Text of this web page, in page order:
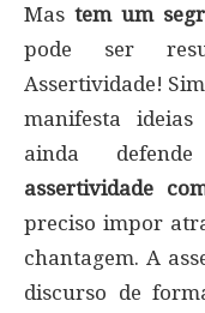
Mas tem um
pode ser
Assertividade!
manifesta
ainda
assertividade
preciso impor
chantagem. A
discurso de